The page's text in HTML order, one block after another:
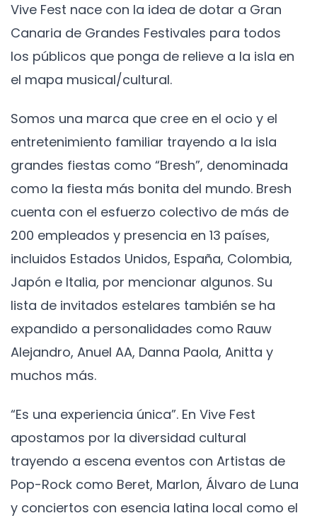
Vive Fest nace con la idea de dotar a Gran
Canaria de Grandes Festivales para todos
los públicos que ponga de relieve a la isla en
el mapa musical/cultural.
Somos una marca que cree en el ocio y el
entretenimiento familiar trayendo a la isla
grandes fiestas como “Bresh”, denominada
como la fiesta más bonita del mundo. Bresh
cuenta con el esfuerzo colectivo de más de
200 empleados y presencia en 13 países,
incluidos Estados Unidos, España, Colombia,
Japón e Italia, por mencionar algunos. Su
lista de invitados estelares también se ha
expandido a personalidades como Rauw
Alejandro, Anuel AA, Danna Paola, Anitta y
muchos más.
“Es una experiencia única”. En Vive Fest
apostamos por la diversidad cultural
trayendo a escena eventos con Artistas de
Pop-Rock como Beret, Marlon, Álvaro de Luna
y conciertos con esencia latina local como el